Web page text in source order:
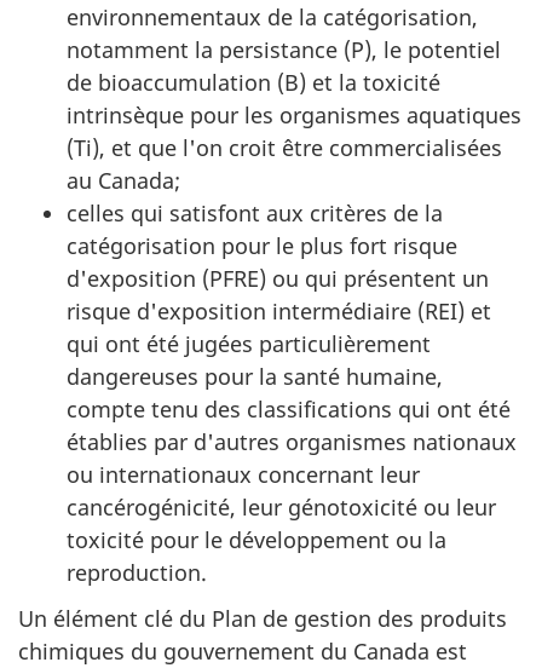
environnementaux de la catégorisation,
notamment la persistance (P), le potentiel
de bioaccumulation (B) et la toxicité
intrinsèque pour les organismes aquatiques
(Ti), et que l'on croit être commercialisées
au Canada;
celles qui satisfont aux critères de la
catégorisation pour le plus fort risque
d'exposition (PFRE) ou qui présentent un
risque d'exposition intermédiaire (REI) et
qui ont été jugées particulièrement
dangereuses pour la santé humaine,
compte tenu des classifications qui ont été
établies par d'autres organismes nationaux
ou internationaux concernant leur
cancérogénicité, leur génotoxicité ou leur
toxicité pour le développement ou la
reproduction.
Un élément clé du Plan de gestion des produits
chimiques du gouvernement du Canada est